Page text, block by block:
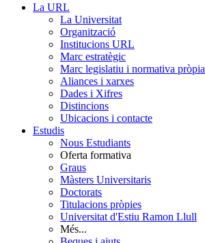
La URL
La Universitat
Organització
Institucions URL
Marc estratègic
Marc legislatiu i normativa pròpia
Aliances i xarxes
Dades i Xifres
Distincions
Ubicacions i contacte
Estudis
Nous Estudiants
Oferta formativa
Graus
Màsters Universitaris
Doctorats
Titulacions pròpies
Universitat d'Estiu Ramon Llull
Més...